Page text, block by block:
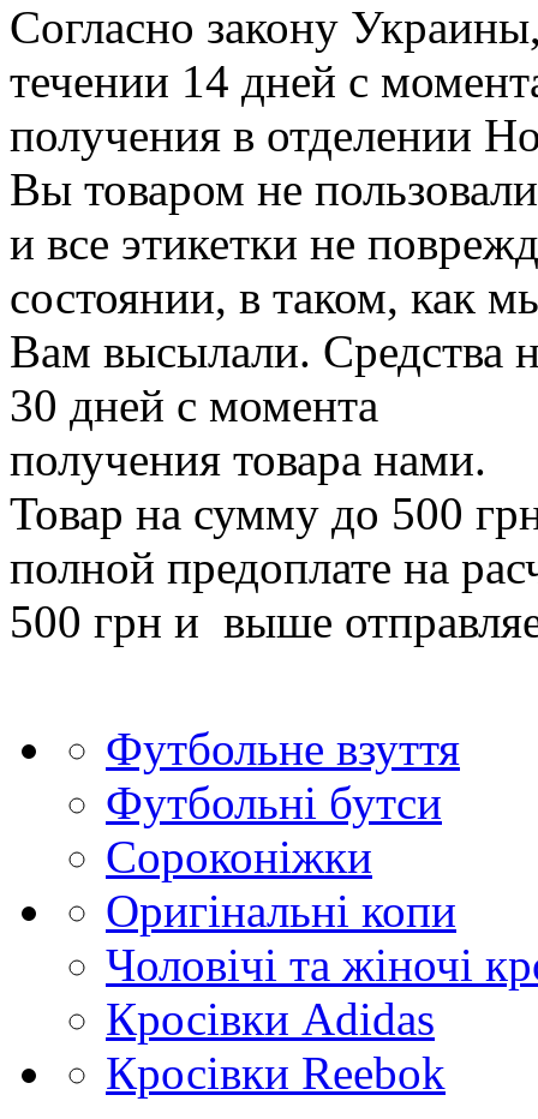
Согласно закону
течении 14 дней с
получения в отделении
Вы товаром не
и все этикетки не
состоянии, в таком, как
Вам высылали. Средства
30 дней с момента
получения товара нами.
Товар на сумму до 500
полной предоплате на
500 грн и выше
Футбольне взуття
Футбольні бутси
Сороконіжки
Оригінальні копи
Чоловічі та жіночі
Кросівки Adidas
Кросівки Reebok